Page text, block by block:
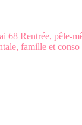
68 Rentrée, pêle-
famille et conso